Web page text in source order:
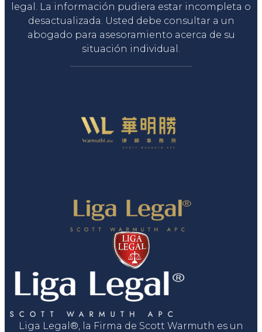
legal. La información pudiera estar incompleta o
desactualizada. Usted debe consultar a un
abogado para asesoramiento acerca de su
situación individual.
Liga Legal®, la Firma de Scott Warmuth es un